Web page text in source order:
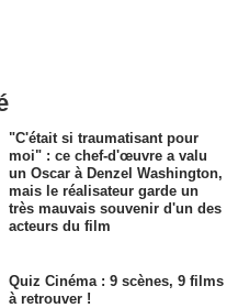
"C'était si traumatisant pour
moi" : ce chef-d'œuvre a valu
un Oscar à Denzel Washington,
mais le réalisateur garde un
très mauvais souvenir d'un des
acteurs du film
Quiz Cinéma : 9 scènes, 9 films
à retrouver !